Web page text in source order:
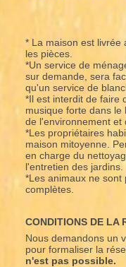
* La maison est livrée
les pièces.
*Un service de
sur demande, sera
qu'un service de
*Il est interdit de faire
musique forte dans
de l'environnement et
*Les propriétaires
maison mitoyenne.
en charge du
l'entretien des jardins.
*Les animaux ne sont
complètes.
CONDITIONS DE LA
Nous demandons un
pour formaliser la
n'est pas possible.